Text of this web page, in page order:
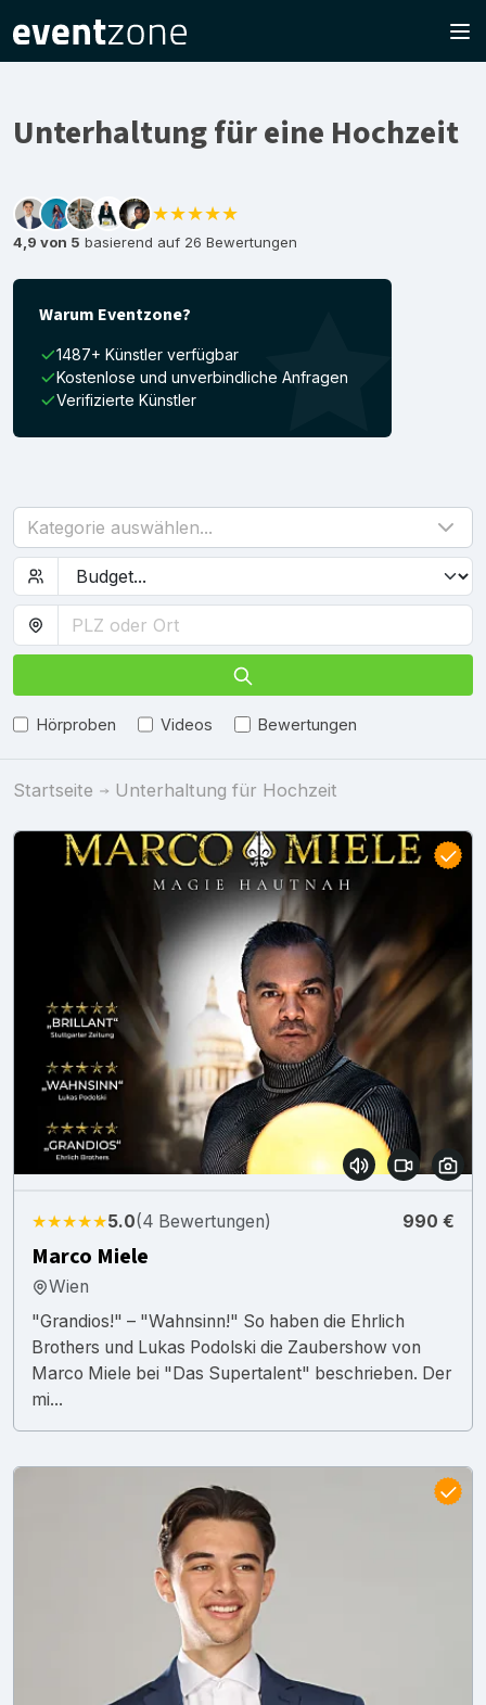
Unterhaltung für eine Hochzeit
★★★★★
4,9 von 5 basierend auf 26 Bewertungen
Warum Eventzone?
1487+ Künstler verfügbar
Kostenlose und unverbindliche Anfragen
Verifizierte Künstler
Kategorie auswählen...
Hörproben Videos Bewertungen
Startseite Unterhaltung für Hochzeit
★★★★★5.0(4 Bewertungen) 990 €
Marco Miele
Wien
"Grandios!" – "Wahnsinn!" So haben die Ehrlich
Brothers und Lukas Podolski die Zaubershow von
Marco Miele bei "Das Supertalent" beschrieben. Der
mi...